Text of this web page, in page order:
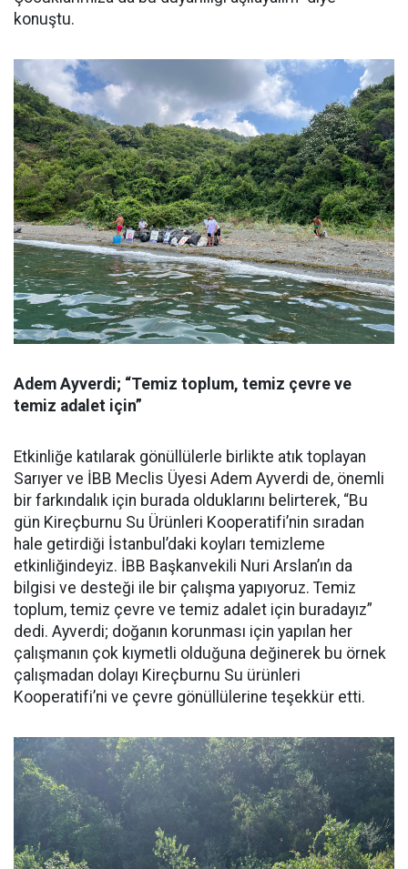
konuştu.
Adem Ayverdi; “Temiz toplum, temiz çevre ve
temiz adalet için”
Etkinliğe katılarak gönüllülerle birlikte atık toplayan
Sarıyer ve İBB Meclis Üyesi Adem Ayverdi de, önemli
bir farkındalık için burada olduklarını belirterek, “Bu
gün Kireçburnu Su Ürünleri Kooperatifi’nin sıradan
hale getirdiği İstanbul’daki koyları temizleme
etkinliğindeyiz. İBB Başkanvekili Nuri Arslan’ın da
bilgisi ve desteği ile bir çalışma yapıyoruz. Temiz
toplum, temiz çevre ve temiz adalet için buradayız”
dedi. Ayverdi; doğanın korunması için yapılan her
çalışmanın çok kıymetli olduğuna değinerek bu örnek
çalışmadan dolayı Kireçburnu Su ürünleri
Kooperatifi’ni ve çevre gönüllülerine teşekkür etti.